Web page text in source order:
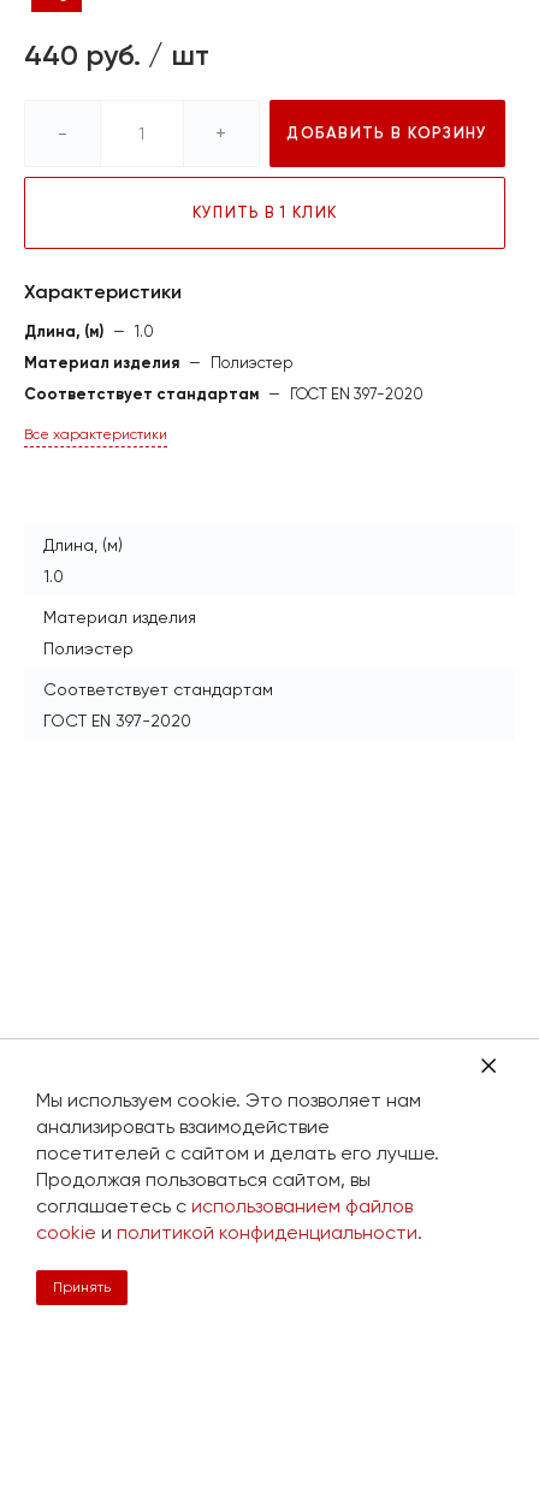
440 руб. / шт
- + ДОБАВИТЬ В КОРЗИНУ
КУПИТЬ В 1 КЛИК
Характеристики
Длина, (м) — 1.0
Материал изделия —
Полиэстер
Соответствует стандартам — ГОСТ EN 397-2020
Все характеристики
Длина, (м)
1.0
Материал изделия
Полиэстер
Соответствует стандартам
ГОСТ EN 397-2020
Мы используем cookie. Это позволяет нам
анализировать взаимодействие
посетителей с сайтом и делать его лучше.
Продолжая пользоваться сайтом, вы
соглашаетесь с использованием файлов
cookie и политикой конфиденциальности.
Принять